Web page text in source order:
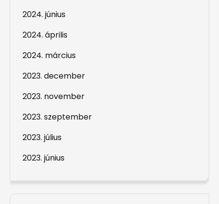
2024. június
2024. április
2024. március
2023. december
2023. november
2023. szeptember
2023. július
2023. június